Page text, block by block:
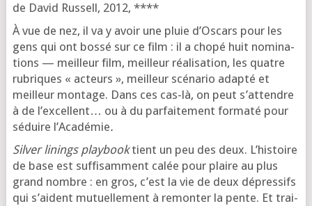
de David Russell, 2012, ****
À vue de nez, il va y avoir une pluie d’Oscars pour les
gens qui ont bos­sé sur ce film : il a cho­pé huit nomi­na­
tions — meilleur film, meilleur réa­li­sa­tion, les quatre
rubriques « acteurs », meilleur scé­na­rio adap­té et
meilleur mon­tage. Dans ces cas-là, on peut s’at­tendre
à de l’ex­cellent… ou à du par­fai­te­ment for­ma­té pour
séduire l’Académie.
Silver linings play­booktient un peu des deux. L’histoire
de base est suf­fi­sam­ment calée pour plaire au plus
grand nombre : en gros, c’est la vie de deux dépres­sifs
qui s’aident mutuel­le­ment à remon­ter la pente. Et trai­